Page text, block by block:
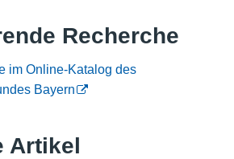
Recherche
im Online-Katalog des
Bayern
Artikel